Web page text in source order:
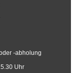
-abholung
Uhr